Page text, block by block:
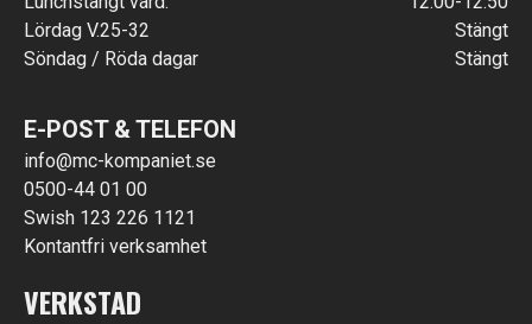
Lördag V.25-32
Stängt
Söndag / Röda dagar
Stängt
E-POST & TELEFON
info@mc-kompaniet.se
0500-44 01 00
Swish 123 226 1121
Kontantfri verksamhet
VERKSTAD